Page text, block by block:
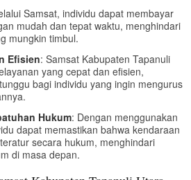
Samsat, individu dapat membayar
mudah dan tepat waktu, menghindari
mungkin timbul.
Efisien: Samsat Kabupaten Tapanuli
yang cepat dan efisien,
bagi individu yang ingin mengurus
Hukum: Dengan menggunakan
dapat memastikan bahwa kendaraan
secara hukum, menghindari
di masa depan.